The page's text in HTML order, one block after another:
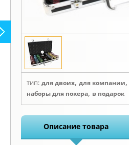
тип: для двоих, для компании,
наборы для покера, в подарок
Описание товара